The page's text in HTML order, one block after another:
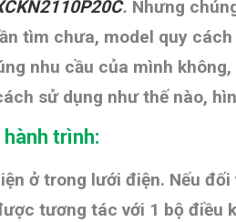
. Nhưng
tìm chưa, model quy
nhu cầu của mình
sử dụng như thế nào,
trình:
ở trong lưới điện. Nếu
tương tác với 1 bộ điều